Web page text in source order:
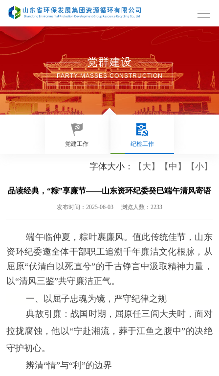
党群建设
PARTY-MASSES CONSTRUCTION
党建工作 纪检工作
字体大小： 【大】 【中】 【小】
品读经典，“粽”享廉节——山东资环纪委癸巳端午清风寄语
发布时间：2025-06-03 浏览人数：2233
端午临仲夏，粽叶裹廉风。值此传统佳节，山东
资环纪委邀全体干部职工追溯千年廉洁文化根脉，从
屈原“伏清白以死直兮”的千古铮言中汲取精神力量，
以“清风三鉴”共守廉洁正气。
一、以屈子忠魂为镜，严守纪律之规
典故引廉 ：战国时期，屈原任三闾大夫时，面对
拉拢腐蚀，他以“宁赴湘流，葬于江鱼之腹中”的决绝
守护初心。
辨清“情”与“利”的边界